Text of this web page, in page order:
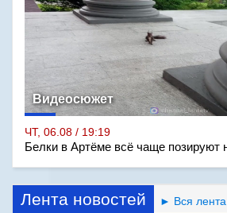
Видеосюжет
ЧТ, 06.08 / 19:19
Белки в Артёме всё чаще позируют
Лента новостей ► Вся лента